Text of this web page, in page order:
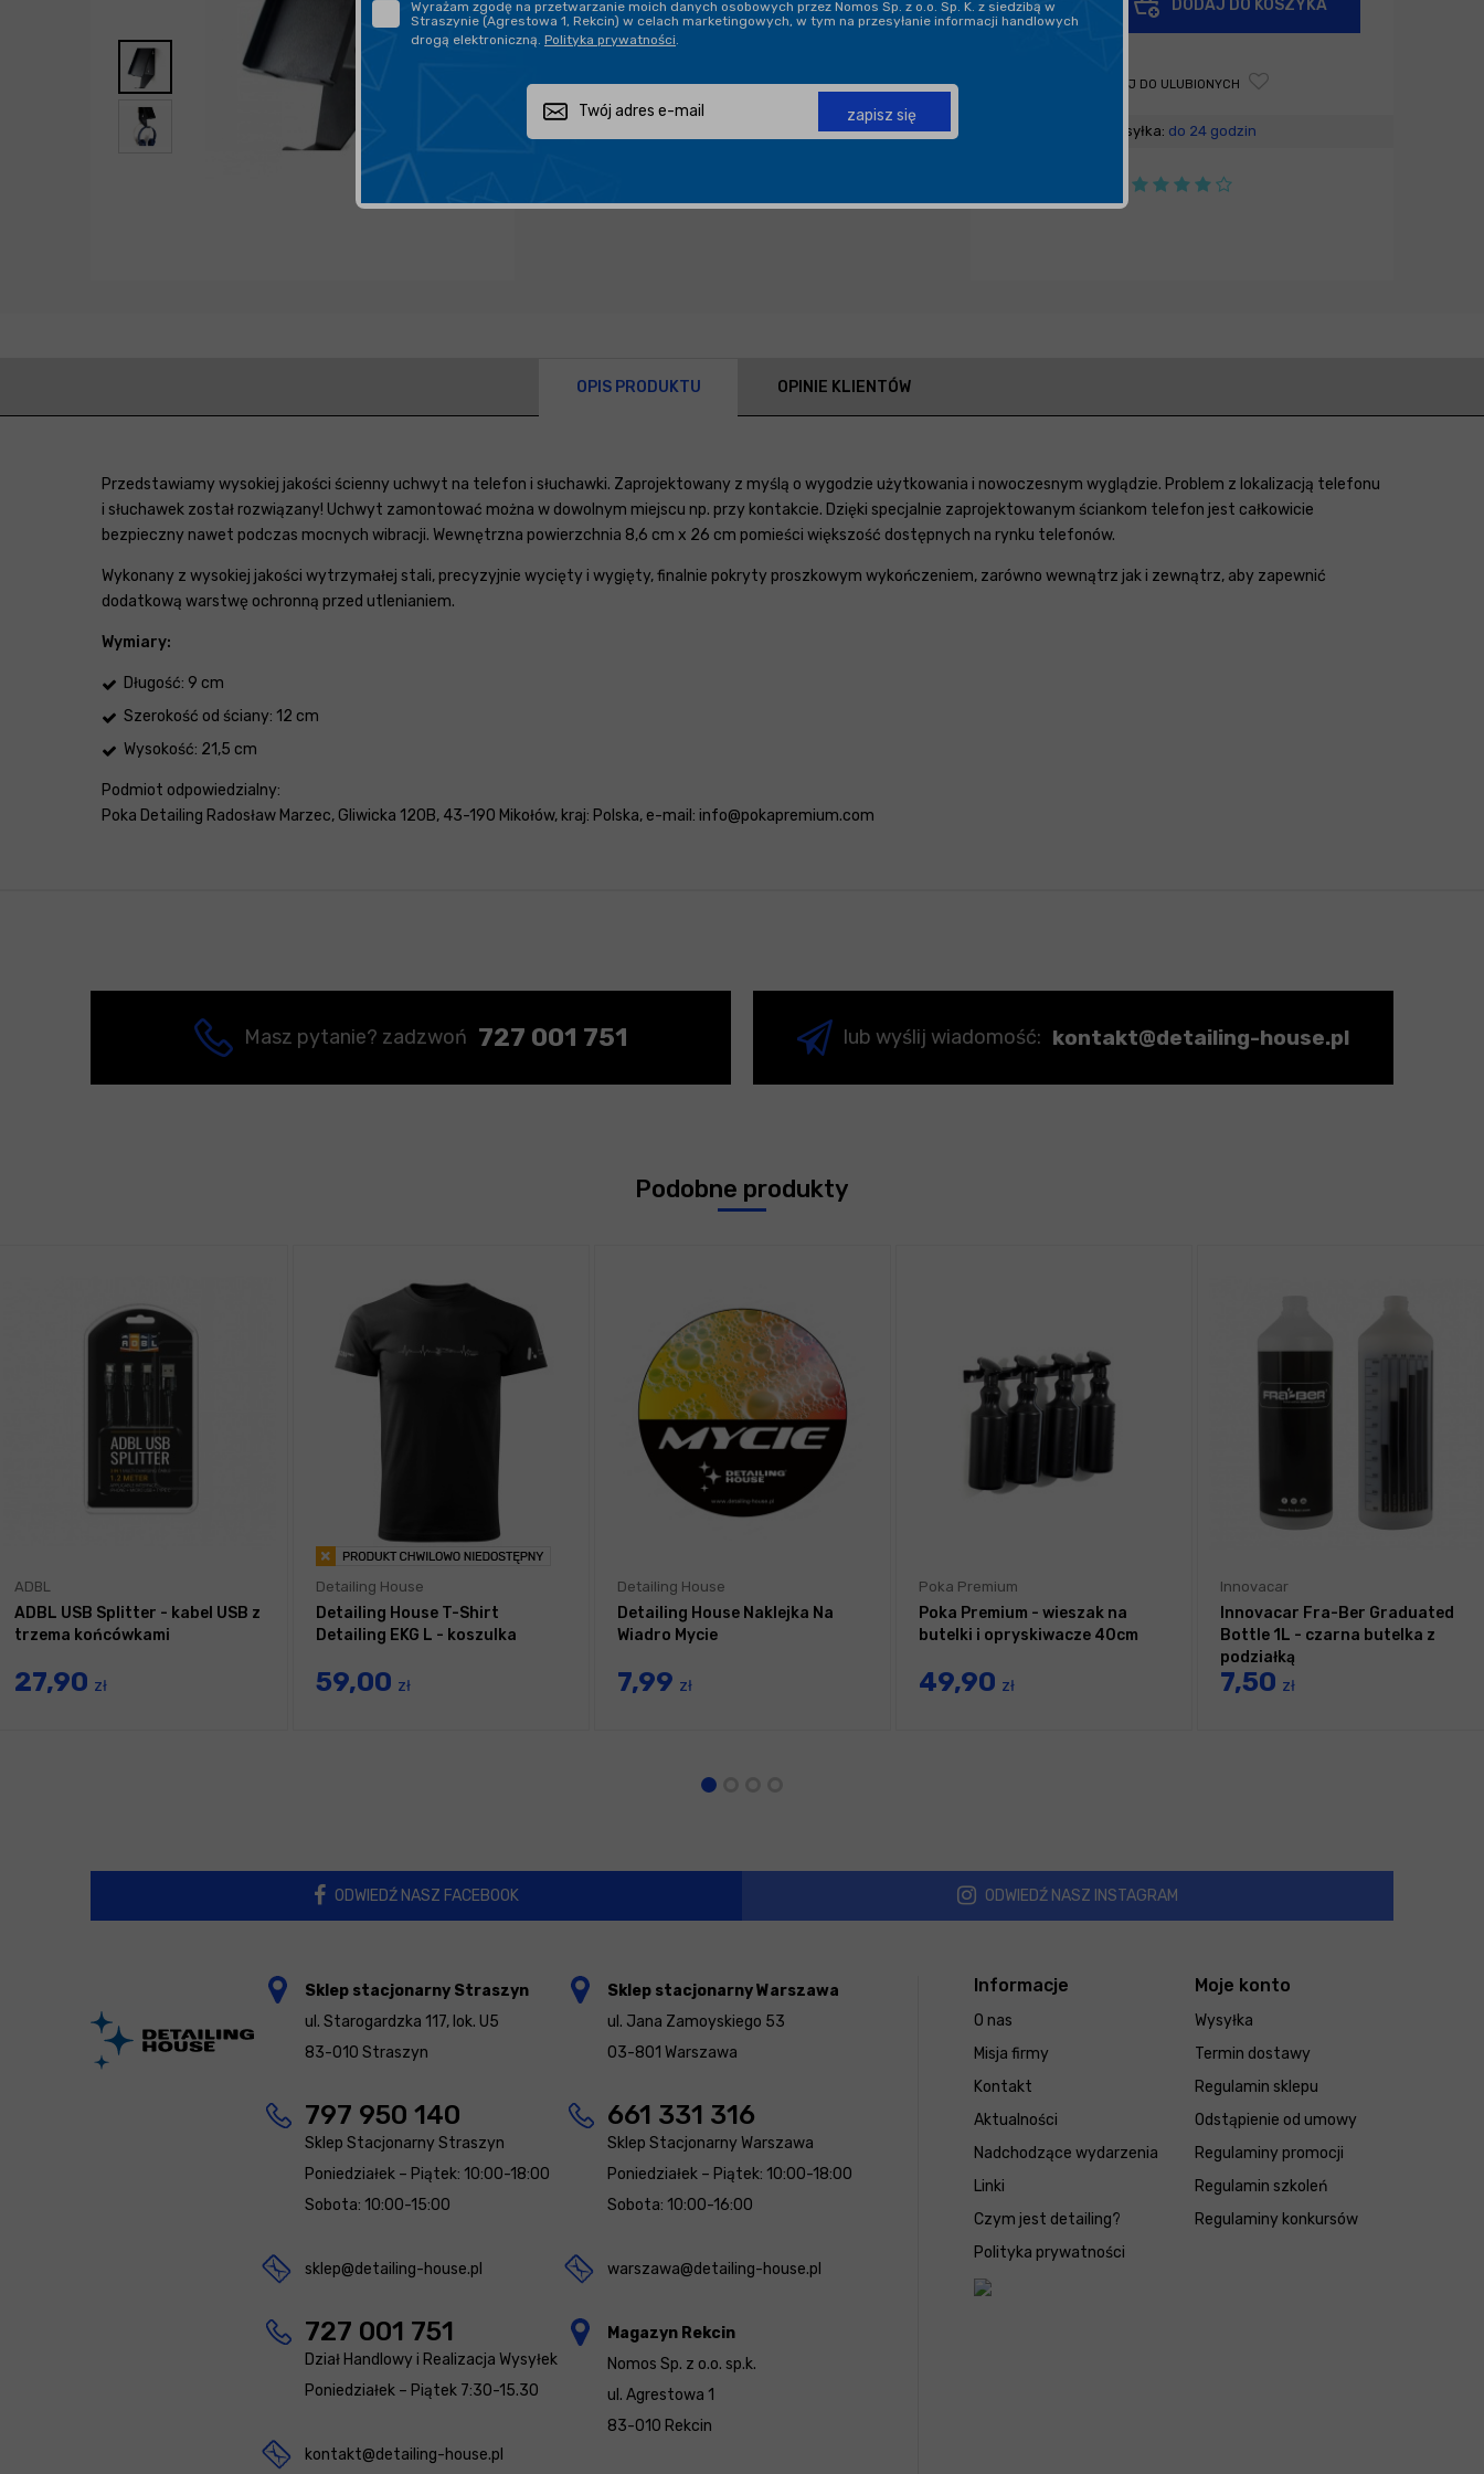
Zapytaj o produkt
-
DODAJ DO KOSZYKA
DODAJ DO ULUBIONYCH
Wysyłka: do 24 godzin
OPIS PRODUKTU OPINIE KLIENTÓW
Przedstawiamy wysokiej jakości ścienny uchwyt na telefon i słuchawki. Zaprojektowany z myślą o wygodzie użytkowania i nowoczesnym wyglądzie. Problem z lokalizacją telefonu
i słuchawek został rozwiązany! Uchwyt zamontować można w dowolnym miejscu np. przy kontakcie. Dzięki specjalnie zaprojektowanym ściankom telefon jest całkowicie
bezpieczny nawet podczas mocnych wibracji. Wewnętrzna powierzchnia 8,6 cm x 26 cm pomieści większość dostępnych na rynku telefonów.
Wykonany z wysokiej jakości wytrzymałej stali, precyzyjnie wycięty i wygięty, finalnie pokryty proszkowym wykończeniem, zarówno wewnątrz jak i zewnątrz, aby zapewnić
dodatkową warstwę ochronną przed utlenianiem.
Wymiary:
Długość: 9 cm
Szerokość od ściany: 12 cm
Wysokość: 21,5 cm
Podmiot odpowiedzialny:
Poka Detailing Radosław Marzec, Gliwicka 120B, 43-190 Mikołów, kraj: Polska, e-mail: info@pokapremium.com
Masz pytanie? zadzwoń 727 001 751 lub wyślij wiadomość: kontakt@detailing-house.pl
Podobne produkty
ADBL
ADBL USB Splitter - kabel USB z
trzema końcówkami
27,90 zł
Detailing House
Detailing House T-Shirt
Detailing EKG L - koszulka
59,00 zł
Detailing House
Detailing House Naklejka Na
Wiadro Mycie
7,99 zł
Poka Premium
Poka Premium - wieszak na
butelki i opryskiwacze 40cm
49,90 zł
Innovacar
Innovacar Fra-Ber Graduated
Bottle 1L - czarna butelka z
podziałką
7,50 zł
ODWIEDŹ NASZ FACEBOOK ODWIEDŹ NASZ INSTAGRAM
Wyrażam zgodę na przetwarzanie moich danych osobowych przez Nomos Sp. z o.o. Sp. K. z siedzibą w
Straszynie (Agrestowa 1, Rekcin) w celach marketingowych, w tym na przesyłanie informacji handlowych
drogą elektroniczną. Polityka prywatności
zapisz się
Informacje
O nas
Misja firmy
Kontakt
Aktualności
Nadchodzące wydarzenia
Linki
Czym jest detailing?
Polityka prywatności
Moje konto
Wysyłka
Termin dostawy
Regulamin sklepu
Odstąpienie od umowy
Regulaminy promocji
Regulamin szkoleń
Regulaminy konkursów
Sklep stacjonarny Straszyn
ul. Starogardzka 117, lok. U5
83-010 Straszyn
797 950 140
Sklep Stacjonarny Straszyn
Poniedziałek – Piątek: 10:00-18:00
Sobota: 10:00-15:00
sklep@detailing-house.pl
727 001 751
Dział Handlowy i Realizacja Wysyłek
Poniedziałek – Piątek 7:30-15.30
kontakt@detailing-house.pl
Sklep stacjonarny Warszawa
ul. Jana Zamoyskiego 53
03-801 Warszawa
661 331 316
Sklep Stacjonarny Warszawa
Poniedziałek – Piątek: 10:00-18:00
Sobota: 10:00-16:00
warszawa@detailing-house.pl
Magazyn Rekcin
Nomos Sp. z o.o. sp.k.
ul. Agrestowa 1
83-010 Rekcin